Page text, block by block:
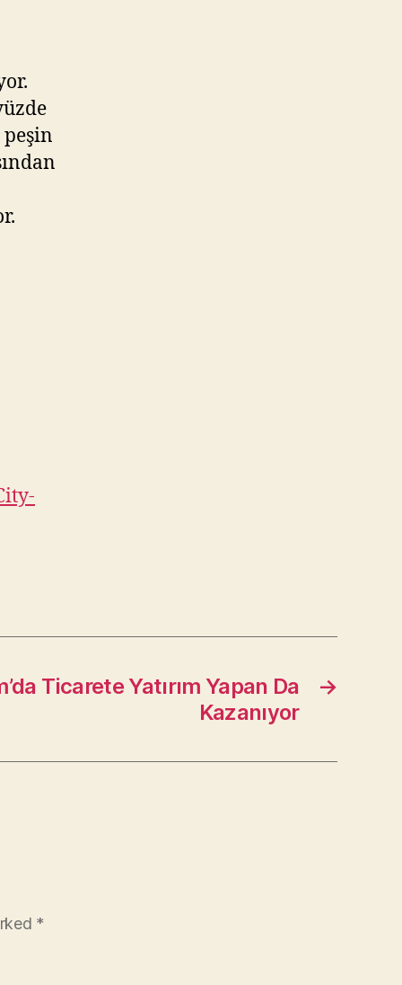
→
Ticarete Yatırım Yapan Da
Kazanıyor
*